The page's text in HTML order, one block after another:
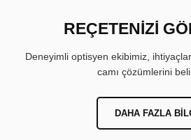
REÇETENİZİ
Deneyimli optisyen ekibimiz,
camı çözümlerini
DAHA FAZLA